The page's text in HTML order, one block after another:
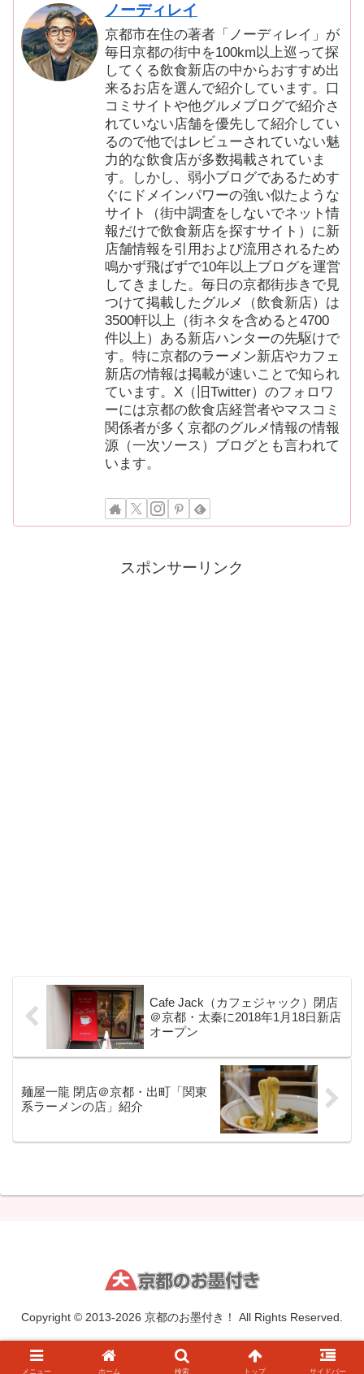
ノーディレイ
京都市在住の著者「ノーディレイ」が
毎日京都の街中を100km以上巡って探
してくる飲食新店の中からおすすめ出
来るお店を選んで紹介しています。口
コミサイトや他グルメブログで紹介さ
れていない店舗を優先して紹介してい
るので他ではレビューされていない魅
力的な飲食店が多数掲載されていま
す。しかし、弱小ブログであるためす
ぐにドメインパワーの強い似たような
サイト（街中調査をしないでネット情
報だけで飲食新店を探すサイト）に新
店舗情報を引用および流用されるため
鳴かず飛ばずで10年以上ブログを運営
してきました。毎日の京都街歩きで見
つけて掲載したグルメ（飲食新店）は
3500軒以上（街ネタを含めると4700
件以上）ある新店ハンターの先駆けで
す。特に京都のラーメン新店やカフェ
新店の情報は掲載が速いことで知られ
ています。X（旧Twitter）のフォロワ
ーには京都の飲食店経営者やマスコミ
関係者が多く京都のグルメ情報の情報
源（一次ソース）ブログとも言われて
います。
スポンサーリンク
Cafe Jack（カフェジャック）閉店
＠京都・太秦に2018年1月18日新店
オープン
麺屋一龍 閉店＠京都・出町「関東
系ラーメンの店」紹介
Copyright © 2013-2026 京都のお墨付き！ All Rights Reserved.
メニュー ホーム 検索 トップ サイドバー